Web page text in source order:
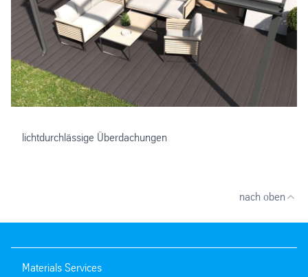
lichtdurchlässige Überdachungen
nach oben
Materials Services